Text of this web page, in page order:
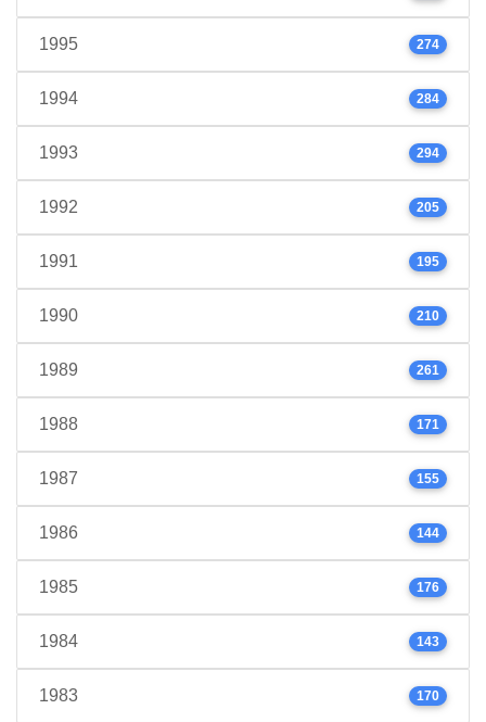
1995 274
1994 284
1993 294
1992 205
1991 195
1990 210
1989 261
1988 171
1987 155
1986 144
1985 176
1984 143
1983 170